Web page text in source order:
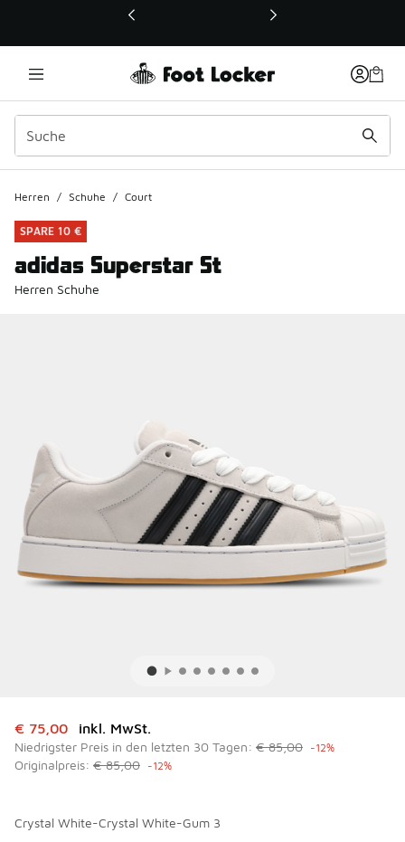
Dieser Link öffnet sich in einem neuen Fenster
Herren / Schuhe / Court
SPARE 10 €
adidas Superstar St
Herren Schuhe
Dieser Artikel ist im Sale. Der Preis ist von auf € 75,00
€ 75,00 inkl. MwSt.
Niedrigster Preis in den letzten 30 Tagen: € 85,00 -12%
Originalpreis: € 85,00 -12%
Crystal White-Crystal White-Gum 3